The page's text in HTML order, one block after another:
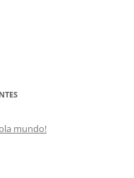
mundo!